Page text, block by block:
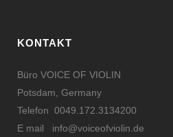
KONTAKT
Büro VOICE OF VIOLIN
Potsdam, Germany
Telefon 0049.172.3134200
E mail info@voiceofviolin.de